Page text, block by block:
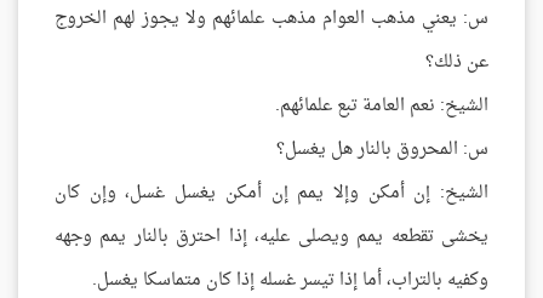
س: يعني مذهب العوام مذهب علمائهم ولا يجوز لهم الخروج
عن ذلك؟
الشيخ: نعم العامة تبع علمائهم.
س: المحروق بالنار هل يغسل؟
الشيخ: إن أمكن وإلا يمم إن أمكن يغسل غسل، وإن كان
يخشى تقطعه يمم ويصلى عليه، إذا احترق بالنار يمم وجهه
وكفيه بالتراب، أما إذا تيسر غسله إذا كان متماسكا يغسل.